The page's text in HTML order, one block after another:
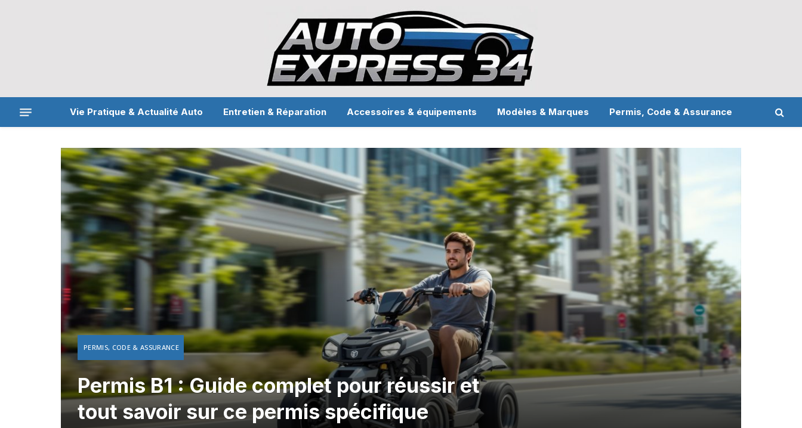
Vie Pratique & Actualité Auto Entretien & Réparation Accessoires & équipements Modèles & Marques Permis, Code & Assurance
PERMIS, CODE & ASSURANCE
Permis B1 : Guide complet pour réussir et
tout savoir sur ce permis spécifique